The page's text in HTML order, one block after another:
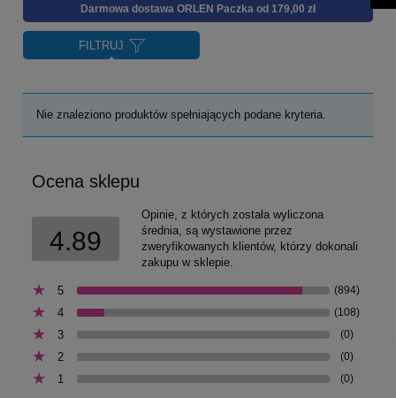
Darmowa dostawa ORLEN Paczka od 179,00 zł
FILTRUJ
Nie znaleziono produktów spełniających podane kryteria.
Ocena sklepu
4.89
Opinie, z których została wyliczona
średnia, są wystawione przez
zweryfikowanych klientów, którzy dokonali
zakupu w sklepie.
5 (894)
4 (108)
3 (0)
2 (0)
1 (0)